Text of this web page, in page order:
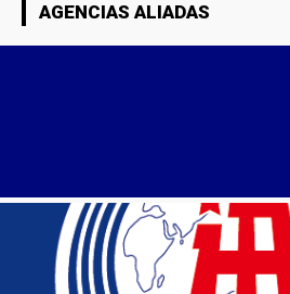
AGENCIAS ALIADAS